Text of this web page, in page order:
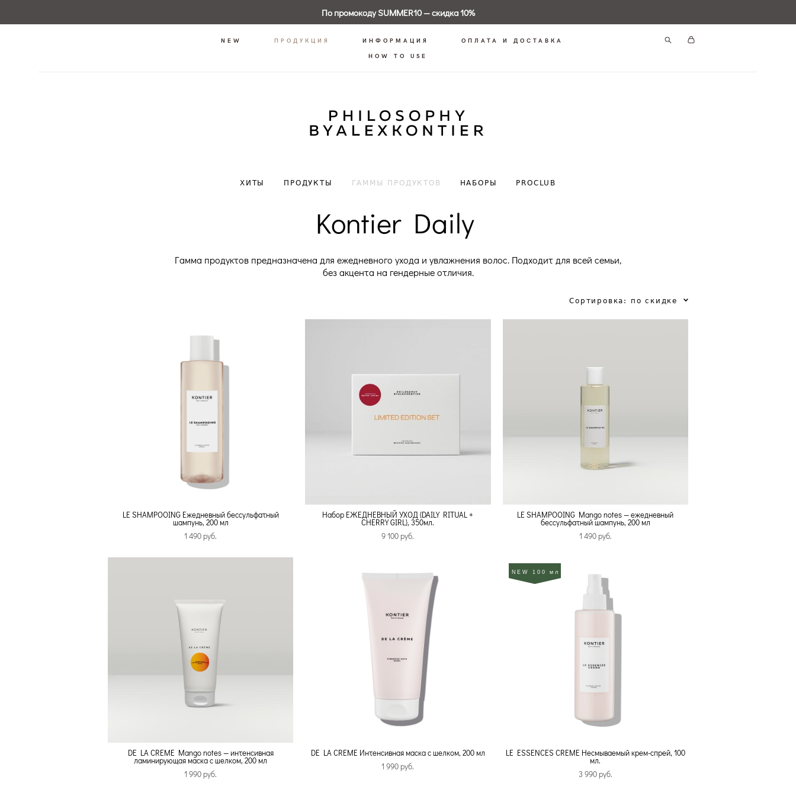
По промокоду SUMMER10 — скидка 10%
NEW ПРОДУКЦИЯ ИНФОРМАЦИЯ
ОПЛАТА И ДОСТАВКА
HOW TO USE
ХИТЫ ПРОДУКТЫ ГАММЫ ПРОДУКТОВ НАБОРЫ PROCLUB
Kontier Daily
Гамма продуктов предназначена для ежедневного ухода и увлажнения волос. Подходит для всей семьи,
без акцента на гендерные отличия.
Сортировка: по скидке
LE SHAMPOOING Ежедневный бессульфатный
шампунь, 200 мл
1 490 pуб.
Набор ЕЖЕДНЕВНЫЙ УХОД {DAILY RITUAL +
CHERRY GIRL}, 350мл.
9 100 pуб.
LE SHAMPOOING Mango notes — ежедневный
бессульфатный шампунь, 200 мл
1 490 pуб.
DE LA CREME Mango notes — интенсивная
ламинирующая маска с шелком, 200 мл
1 990 pуб.
DE LA CREME Интенсивная маска с шелком, 200 мл
1 990 pуб.
NEW 100 мл
LE ESSENCES CREME Несмываемый крем-спрей, 100
мл.
3 990 pуб.